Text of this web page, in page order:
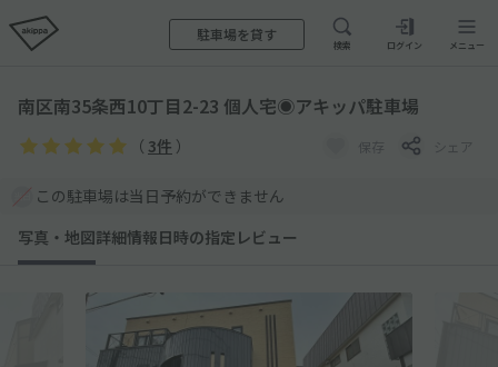
駐車場を貸す
検索 ログイン メニュー
南区南35条西10丁目2-23 個人宅◉アキッパ駐車場
（ 3件 ） 保存 シェア
この駐車場は当日予約ができません
写真・地図詳細情報日時の指定 レビュー